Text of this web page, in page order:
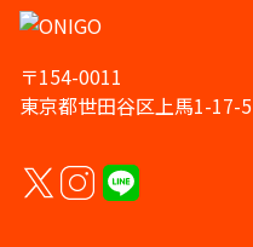
〒154-0011
東京都世田谷区上馬1-17-5